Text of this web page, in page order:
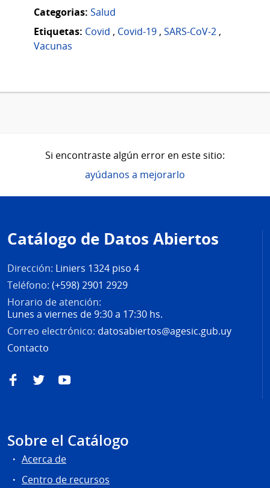
Categorias: Salud
Etiquetas: Covid , Covid-19 , SARS-CoV-2 ,
Vacunas
Si encontraste algún error en este sitio:
ayúdanos a mejorarlo
de
página
Catálogo de Datos Abiertos
Dirección: Liniers 1324 piso 4
Teléfono: (+598) 2901 2929
Horario de atención:
Lunes a viernes de 9:30 a 17:30 hs.
Correo electrónico: datosabiertos@agesic.gub.uy
Contacto
FacebookTwitterYouTube
Sobre el Catálogo
Acerca de
Centro de recursos